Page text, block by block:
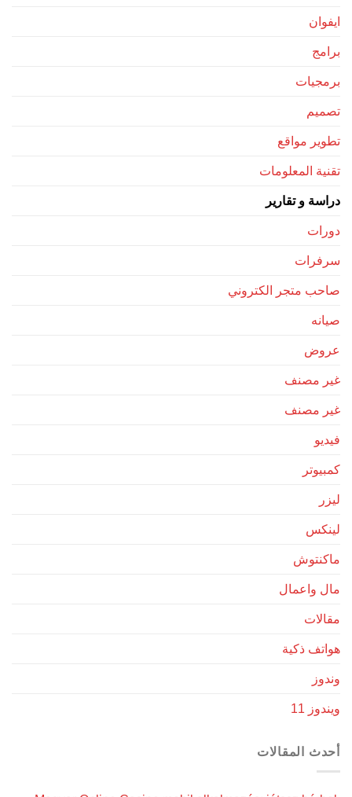
ايفوان
برامج
برمجيات
تصميم
تطوير مواقع
تقنية المعلومات
دراسة و تقارير
دورات
سرفرات
صاحب متجر الكتروني
صيانه
عروض
غير مصنف
غير مصنف
فيديو
كمبيوتر
ليزر
لينكس
ماكنتوش
مال واعمال
مقالات
هواتف ذكية
وندوز
ويندوز 11
أحدث المقالات